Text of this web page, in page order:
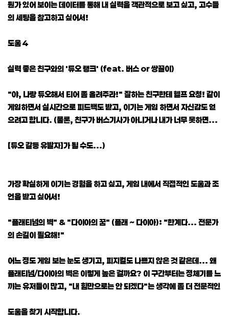
뭔가 있어 보이는 데이터를 통해 내 실력을 객관적으로 보고 싶고, 고수들
의 세팅을 참고하고 싶어서!
도움 4
실력 좋은 친구와의 '듀오 랭크' (feat. 버스 or 쌍끌이)
"야, 나랑 듀오해서 티어 좀 올려주라!" 잘하는 친구한테 헬프 요청! 같이
게임하면서 실시간으로 피드백도 받고, 이기는 게임 하면서 자신감도 얻
으려고 합니다. (물론, 친구가 버스기사가 아니거나 내가 너무 못하면...
[듀오 갈등 유발자]가 될 수도...)
가장 확실하게 이기는 경험을 하고 싶고, 게임 내에서 직접적인 도움과 조
언을 받고 싶어서!
"플래티넘의 벽" & "다이아의 꿈" (플래 ~ 다이아): "한계다... 전문가
의 손길이 필요해!"
어느 정도 게임 보는 눈도 생기고, 피지컬도 나쁘지 않은 것 같은데... 왜
플래티넘/다이아의 벽은 이렇게 높은 걸까요? 이 구간부터는 정체기를 느
끼는 유저들이 많고, "내 힘만으로는 안 되겠다"는 생각에 좀 더 전문적인
도움을 찾기 시작합니다.